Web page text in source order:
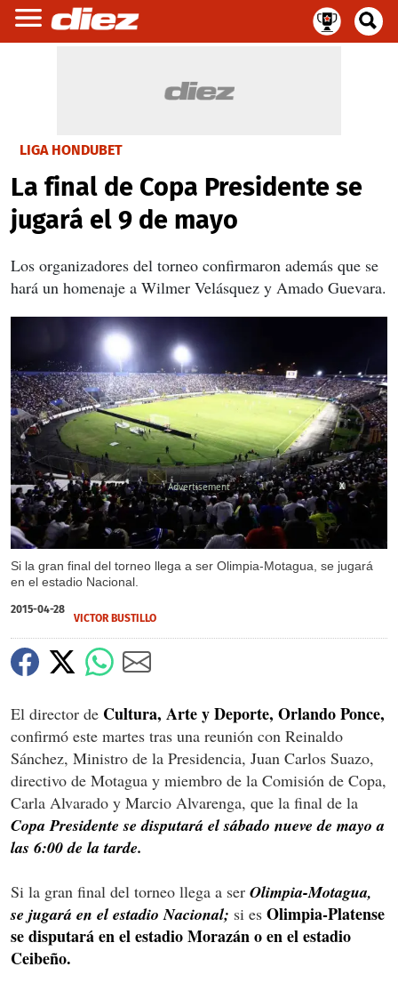
LIGA HONDUBET
La final de Copa Presidente se
jugará el 9 de mayo
Los organizadores del torneo confirmaron además que se
hará un homenaje a Wilmer Velásquez y Amado Guevara.
Si la gran final del torneo llega a ser Olimpia-Motagua, se jugará
en el estadio Nacional.
X
2015-04-28
VICTOR BUSTILLO
El director de Cultura, Arte y Deporte, Orlando Ponce,
confirmó este martes tras una reunión con Reinaldo
Sánchez, Ministro de la Presidencia, Juan Carlos Suazo,
directivo de Motagua y miembro de la Comisión de Copa,
Carla Alvarado y Marcio Alvarenga, que la final de la
Copa Presidente se disputará el sábado nueve de mayo a
las 6:00 de la tarde.
Si la gran final del torneo llega a ser Olimpia-Motagua,
se jugará en el estadio Nacional; si es Olimpia-Platense
se disputará en el estadio Morazán o en el estadio
Ceibeño.